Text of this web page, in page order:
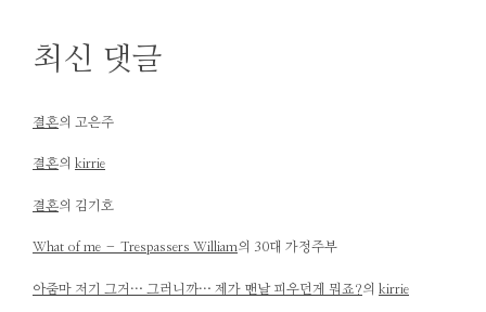
최신 댓글
결혼의 고은주
결혼의 kirrie
결혼의 김기호
What of me – Trespassers William의 30대 가정주부
아줌마 저기 그거… 그러니까… 제가 맨날 피우던게 뭐죠?의 kirrie